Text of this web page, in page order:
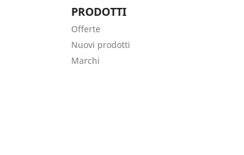
PRODOTTI
Offerte
Nuovi prodotti
Marchi